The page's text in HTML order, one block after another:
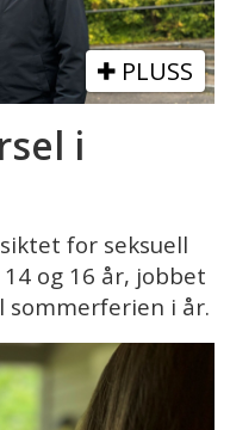
PLUSS
i
for seksuell
og 16 år, jobbet
i år.